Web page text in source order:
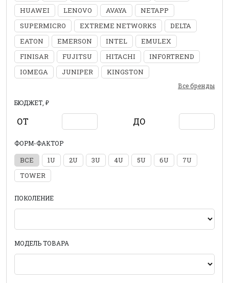
HUAWEI
LENOVO AVAYA
NETAPP
SUPERMICRO
EXTREME NETWORKS
DELTA
EATON
EMERSON INTEL
EMULEX
FINISAR
FUJITSU HITACHI
INFORTREND
IOMEGA
JUNIPER KINGSTON
Все бренды
БЮДЖЕТ, ₽
ОТ ДО
ФОРМ-ФАКТОР
ВСЕ 1U 2U 3U 4U 5U 6U
7U
TOWER
ПОКОЛЕНИЕ
МОДЕЛЬ ТОВАРА